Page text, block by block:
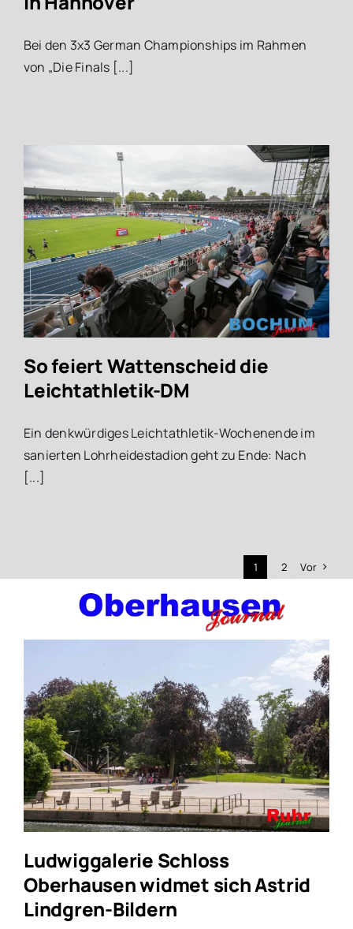
Bei den 3x3 German Championships im Rahmen
von „Die Finals [...]
So feiert Wattenscheid die
Leichtathletik-DM
Ein denkwürdiges Leichtathletik-Wochenende im
sanierten Lohrheidestadion geht zu Ende: Nach
[...]
1 2 Vor
Ludwiggalerie Schloss
Oberhausen widmet sich Astrid
Lindgren-Bildern